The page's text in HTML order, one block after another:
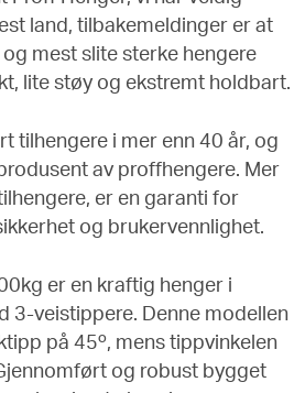
land, tilbakemeldinger er at
mest slite sterke hengere
lite støy og ekstremt holdbart.
tilhengere i mer enn 40 år, og
av proffhengere. Mer
er en garanti for
og brukervennlighet.
er en kraftig henger i
3-veistippere. Denne modellen
på 45º, mens tippvinkelen
og robust bygget